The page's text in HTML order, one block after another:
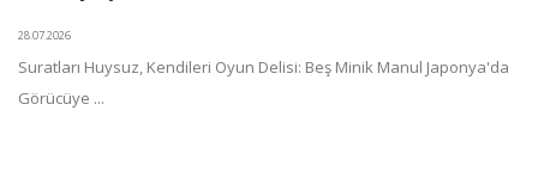
28.07.2026
Suratları Huysuz, Kendileri Oyun Delisi: Beş Minik Manul Japonya'da
Görücüye ...